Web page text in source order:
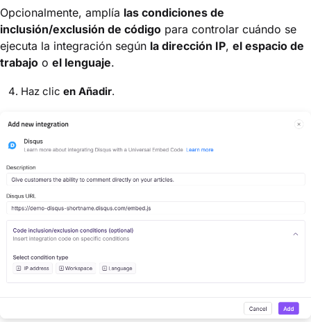
Opcionalmente, amplía las condiciones de
inclusión/exclusión de código para controlar cuándo se
ejecuta la integración según la dirección IP, el espacio de
trabajo o el lenguaje.
Haz clic en Añadir.